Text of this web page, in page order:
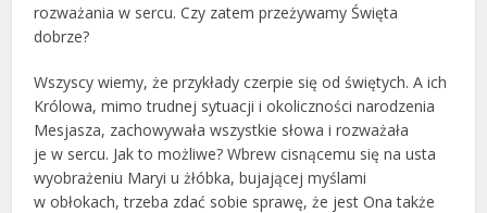
rozważania w sercu. Czy zatem przeżywamy Święta
dobrze?
Wszyscy wiemy, że przykłady czerpie się od świętych. A ich
Królowa, mimo trudnej sytuacji i okoliczności narodzenia
Mesjasza, zachowywała wszystkie słowa i rozważała
je w sercu. Jak to możliwe? Wbrew cisnącemu się na usta
wyobrażeniu Maryi u żłóbka, bujającej myślami
w obłokach, trzeba zdać sobie sprawę, że jest Ona także